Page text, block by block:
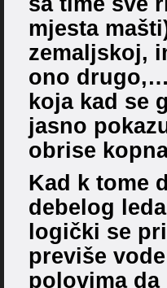
mjesta
zemaljskoj,
ono
koja kad se
jasno
obrise
Kad k tome
debelog
logički se
previše
polovima da